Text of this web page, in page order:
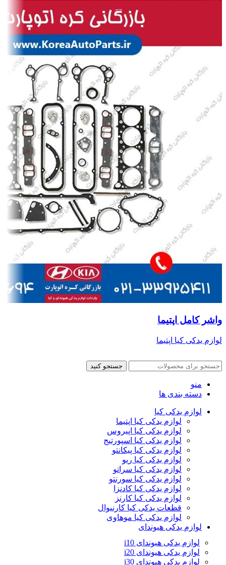
واشر کامل اپتیما
لوازم یدکی کیا اپتیما
جستجو کنید
منو
دسته بندی ها
لوازم یدکی کیا
لوازم یدکی کیا اپتیما
لوازم یدکی کیا اپیروس
لوازم یدکی کیا اسپورتیج
لوازم یدکی کیا پیکانتو
لوازم یدکی کیا ریو
لوازم یدکی کیا سراتو
لوازم یدکی کیا سورنتو
لوازم یدکی کیا کادنزا
لوازم یدکی کیا کارنز
قطعات یدکی کیا کارنیوال
لوازم یدکی کیا موهاوی
لوازم یدکی هیوندای
لوازم یدکی هیوندای i10
لوازم یدکی هیوندای i20
لوازم یدکی هیوندای i30